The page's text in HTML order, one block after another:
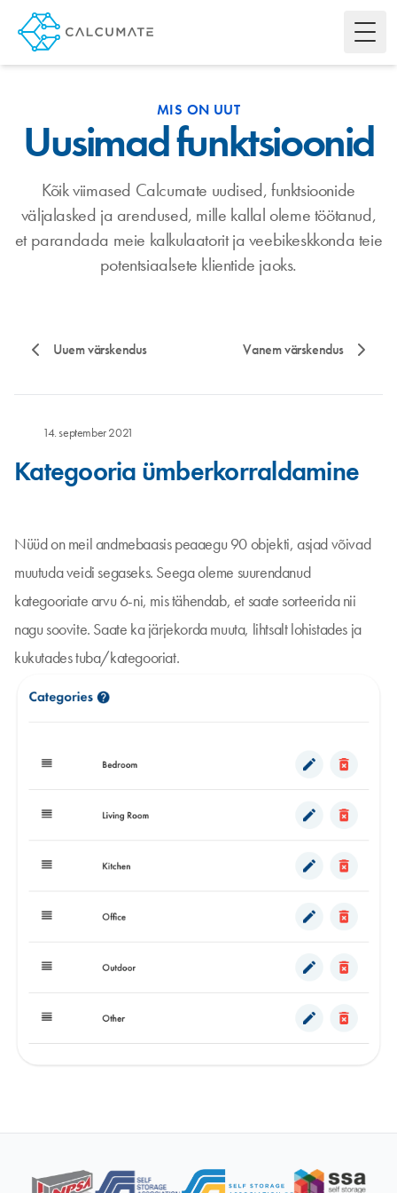
MIS ON UUT
Uusimad funktsioonid
Kõik viimased Calcumate uudised, funktsioonide
väljalasked ja arendused, mille kallal oleme töötanud,
et parandada meie kalkulaatorit ja veebikeskkonda teie
potentsiaalsete klientide jaoks.
Uuem värskendus Vanem värskendus
14. september 2021
Kategooria ümberkorraldamine
Nüüd on meil andmebaasis peaaegu 90 objekti, asjad võivad
muutuda veidi segaseks. Seega oleme suurendanud
kategooriate arvu 6-ni, mis tähendab, et saate sorteerida nii
nagu soovite. Saate ka järjekorda muuta, lihtsalt lohistades ja
kukutades tuba/kategooriat.